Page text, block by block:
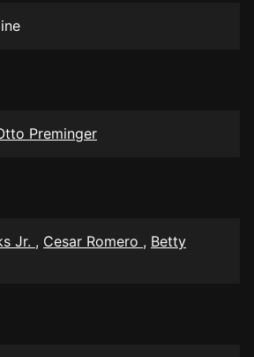
Preminger
Jr. , Cesar Romero , Betty